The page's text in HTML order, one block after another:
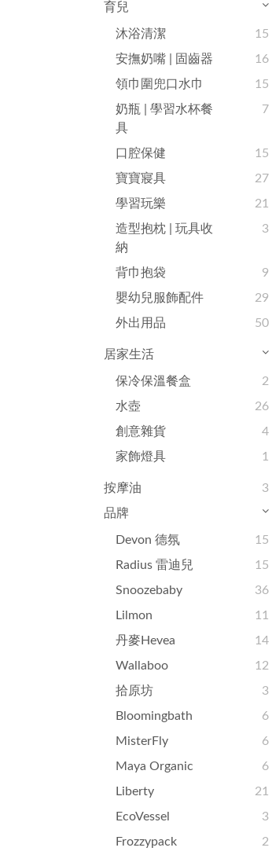
育兒
沐浴清潔
15
安撫奶嘴 | 固齒器
16
領巾圍兜口水巾
15
奶瓶 | 學習水杯餐
具
7
口腔保健
15
寶寶寢具
27
學習玩樂
21
造型抱枕 | 玩具收
納
3
背巾抱袋
9
嬰幼兒服飾配件
29
外出用品
50
居家生活
保冷保溫餐盒
2
水壺
26
創意雜貨
4
家飾燈具
1
按摩油
3
品牌
Devon 德氛
15
Radius 雷迪兒
15
Snoozebaby
36
Lilmon
11
丹麥Hevea
14
Wallaboo
12
拾原坊
3
Bloomingbath
6
MisterFly
6
Maya Organic
6
Liberty
21
EcoVessel
3
Frozzypack
2